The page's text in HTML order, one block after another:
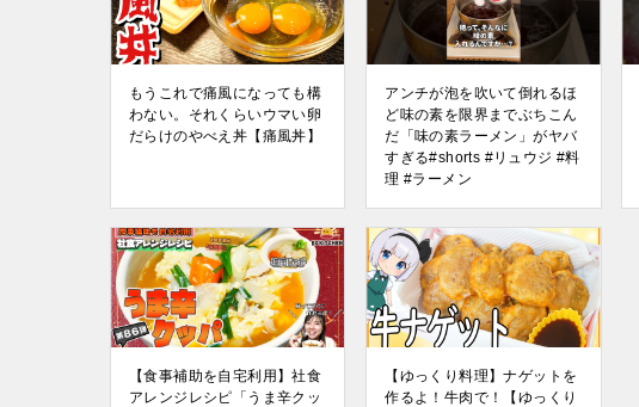
もうこれで痛風になっても構
わない。それくらいウマい卵
だらけのやべえ丼【痛風丼】
アンチが泡を吹いて倒れるほ
ど味の素を限界までぶちこん
だ「味の素ラーメン」がヤバ
すぎる#shorts #リュウジ #料
理 #ラーメン
【食事補助を自宅利用】社食
アレンジレシピ「うま辛クッ
【ゆっくり料理】ナゲットを
作るよ！牛肉で！【ゆっくり